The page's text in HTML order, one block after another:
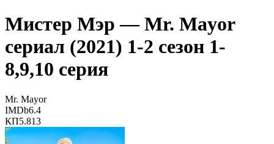
Мистер Мэр —Mr. Mayor
сериал (2021) 1-2 сезон 1-
8,9,10 серия
Mr. Mayor
IMDb6.4
КП5.813